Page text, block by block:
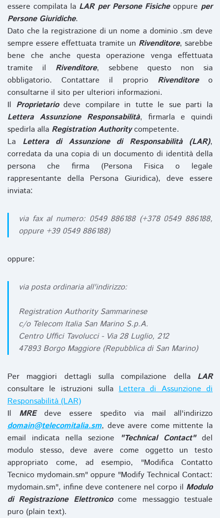
essere compilata la LAR per Persone Fisicheoppure per
Persone Giuridiche.
Dato che la registrazione di un nome a dominio .sm deve
sempre essere effettuata tramite un Rivenditore, sarebbe
bene che anche questa operazione venga effettuata
tramite il Rivenditore, sebbene questo non sia
obbligatorio. Contattare il proprio Rivenditoreo
consultarne il sito per ulteriori informazioni.
Il Proprietariodeve compilare in tutte le sue parti la
Lettera Assunzione Responsabilità, firmarla e quindi
spedirla alla Registration Authoritycompetente.
La Lettera di Assunzione di Responsabilità (LAR),
corredata da una copia di un documento di identità della
persona che firma (Persona Fisica o legale
rappresentante della Persona Giuridica), deve essere
inviata:
via fax al numero: 0549 886188 (+378 0549 886188,
oppure +39 0549 886188)
oppure:
via posta ordinaria all'indirizzo:
Registration Authority Sammarinese
c/o Telecom Italia San Marino S.p.A.
Centro Uffici Tavolucci - Via 28 Luglio, 212
47893 Borgo Maggiore (Repubblica di San Marino)
Per maggiori dettagli sulla compilazione della LAR
consultare le istruzioni sullaLettera di Assunzione di
Responsabilità (LAR)
Il MREdeve essere spedito via mail all'indirizzo
domain@telecomitalia.sm, deve avere come mittente la
email indicata nella sezione
"Technical Contact"del
modulo stesso, deve avere come oggetto un testo
appropriato come, ad esempio, "Modifica Contatto
Tecnico mydomain.sm" oppure "Modify Technical Contact:
mydomain.sm", infine deve contenere nel corpo il Modulo
di Registrazione Elettronicocome messaggio testuale
puro (plain text).